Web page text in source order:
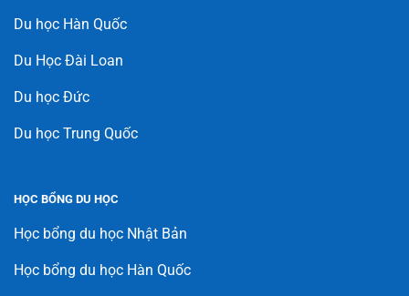
Du học Hàn Quốc
Du Học Đài Loan
Du học Đức
Du học Trung Quốc
HỌC BỔNG DU HỌC
Học bổng du học Nhật Bản
Học bổng du học Hàn Quốc